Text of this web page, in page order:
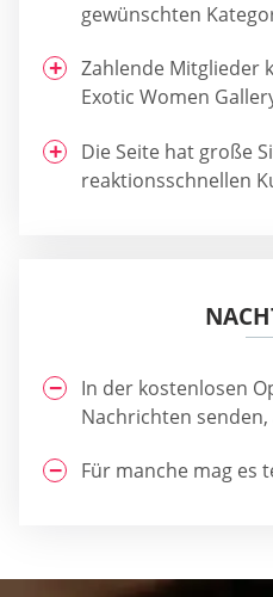
gewünschten
Zahlende Mitglieder
Exotic Women
Die Seite hat große
reaktionsschnellen
In der kostenlosen
Nachrichten
Für manche mag es